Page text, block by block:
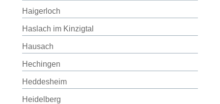
Haigerloch
Haslach im Kinzigtal
Hausach
Hechingen
Heddesheim
Heidelberg